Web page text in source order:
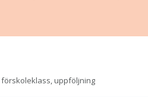
uppföljning